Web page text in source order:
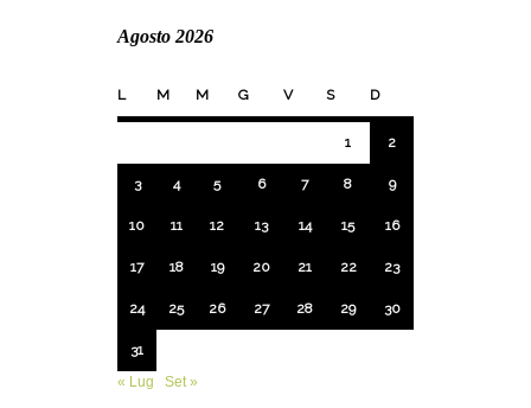
Agosto 2026
L M M G V S D
1 2
3 4 5 6 7 8 9
10 11 12 13 14 15 16
17 18 19 20 21 22 23
24 25 26 27 28 29 30
31
« Lug
Set »